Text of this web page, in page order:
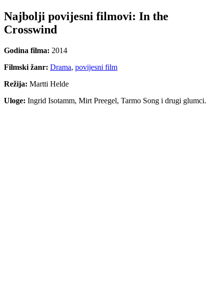
Najbolji povijesni filmovi: In the
Crosswind
Godina filma: 2014
Filmski žanr: Drama, povijesni film
Režija: Martti Helde
Uloge: Ingrid Isotamm, Mirt Preegel, Tarmo Song i drugi glumci.